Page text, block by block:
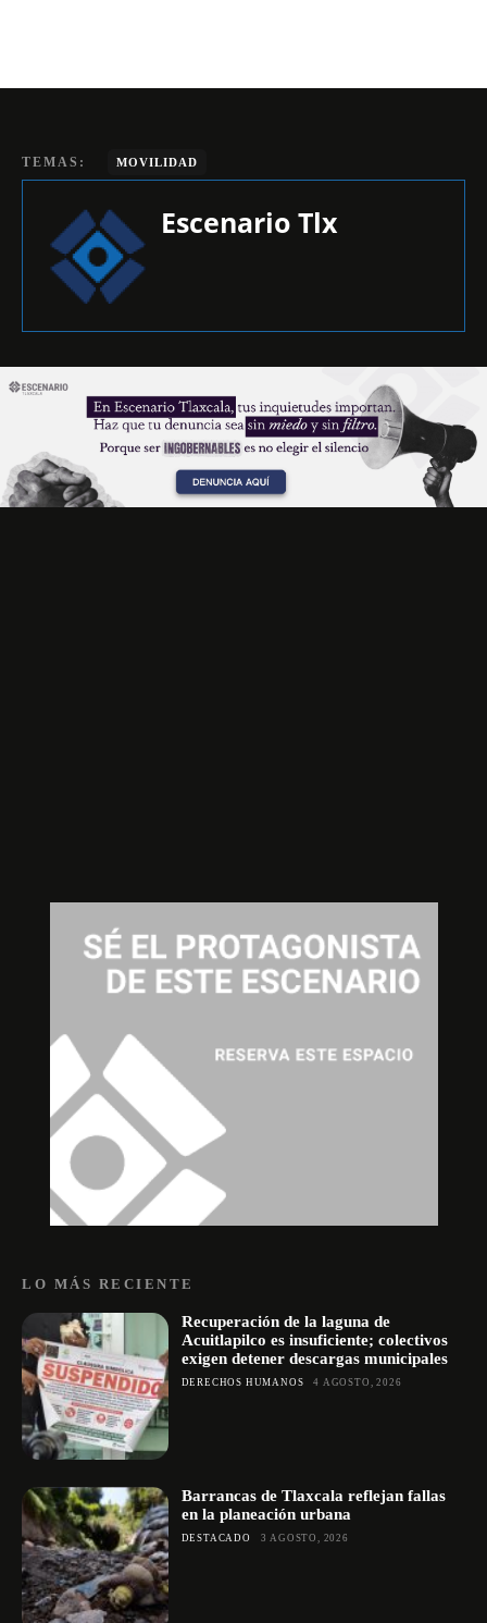
TEMAS: MOVILIDAD
Escenario Tlx
LO MÁS RECIENTE
Recuperación de la laguna de
Acuitlapilco es insuficiente; colectivos
exigen detener descargas municipales
DERECHOS HUMANOS 4 AGOSTO, 2026
Barrancas de Tlaxcala reflejan fallas
en la planeación urbana
DESTACADO 3 AGOSTO, 2026